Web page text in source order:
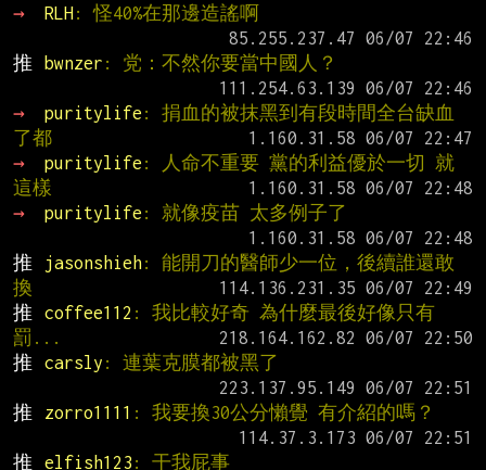
→
RLH: 怪40%在那邊造謠啊
推
bwnzer : 党：不然你要當中國人？
→
puritylife : 捐血的被抹黑到有段時間全台缺血
了都
→
puritylife : 人命不重要 黨的利益優於一切 就
這樣
→
puritylife : 就像疫苗 太多例子了
推
jasonshieh: 能開刀的醫師少一位，後續誰還敢
換
推
coffee112 : 我比較好奇 為什麼最後好像只有
罰...
推
carsly : 連葉克膜都被黑了
推
zorro1111 : 我要換30公分懶覺 有介紹的嗎？
推
elfish123 : 干我屁事